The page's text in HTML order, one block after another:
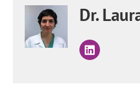
Dr.